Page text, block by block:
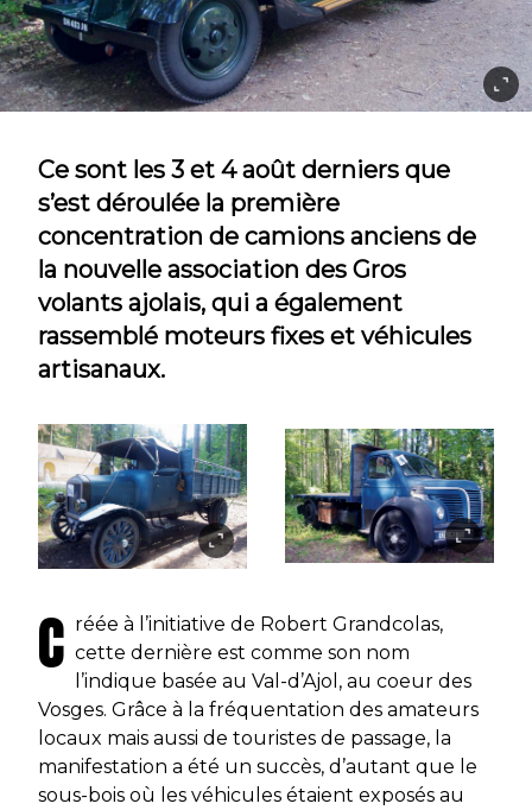
Ce sont les 3 et 4 août derniers que
s’est déroulée la première
concentration de camions anciens de
la nouvelle association des Gros
volants ajolais, qui a également
rassemblé moteurs fixes et véhicules
artisanaux.
C réée à l’initiative de Robert Grandcolas,
cette dernière est comme son nom
l’indique basée au Val-d’Ajol, au coeur des
Vosges. Grâce à la fréquentation des amateurs
locaux mais aussi de touristes de passage, la
manifestation a été un succès, d’autant que le
sous-bois où les véhicules étaient exposés au